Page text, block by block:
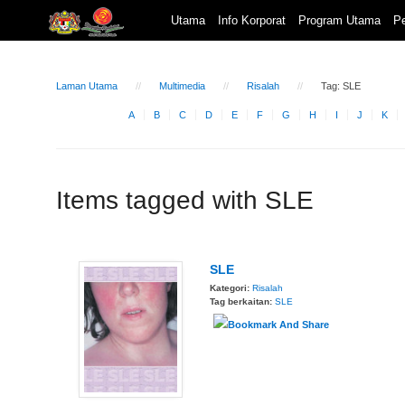
Utama Info Korporat Program Utama
Laman Utama Multimedia Risalah Tag: SLE
A B C D E F G H I J K
Items tagged with SLE
SLE
Kategori: Risalah
Tag berkaitan: SLE